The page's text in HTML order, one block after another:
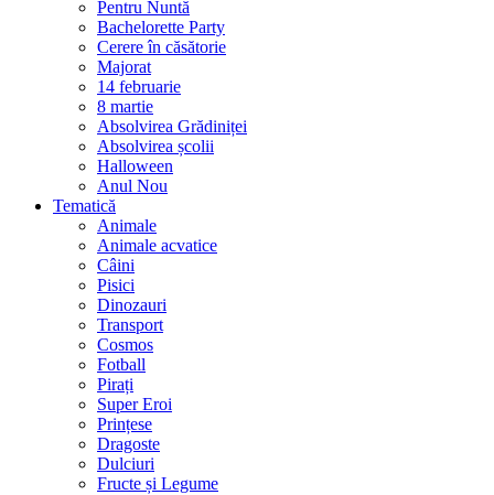
Pentru Nuntă
Bachelorette Party
Cerere în căsătorie
Majorat
14 februarie
8 martie
Absolvirea Grădiniței
Absolvirea școlii
Halloween
Anul Nou
Tematică
Animale
Animale acvatice
Câini
Pisici
Dinozauri
Transport
Cosmos
Fotball
Pirați
Super Eroi
Prințese
Dragoste
Dulciuri
Fructe și Legume